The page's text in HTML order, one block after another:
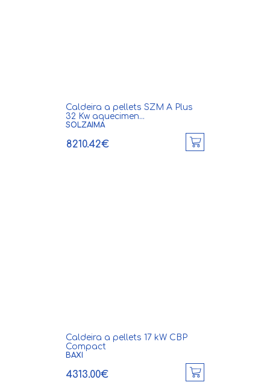
Caldeira a pellets SZM A Plus
32 Kw aquecimen...
SOLZAIMA
8210.42€
Caldeira a pellets 17 kW CBP
Compact
BAXI
4313.00€